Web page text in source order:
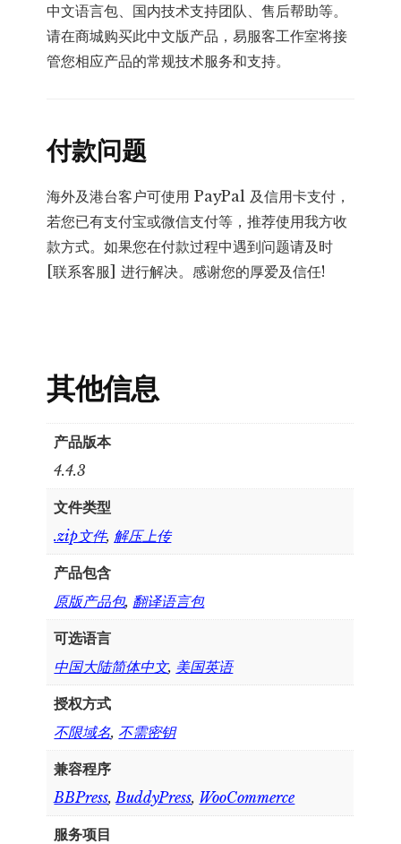
中文语言包、国内技术支持团队、售后帮助等。
请在商城购买此中文版产品，易服客工作室将接
管您相应产品的常规技术服务和支持。
付款问题
海外及港台客户可使用 PayPal 及信用卡支付，
若您已有支付宝或微信支付等，推荐使用我方收
款方式。如果您在付款过程中遇到问题请及时
[联系客服] 进行解决。感谢您的厚爱及信任!
其他信息
产品版本
4.4.3
文件类型
.zip文件, 解压上传
产品包含
原版产品包, 翻译语言包
可选语言
中国大陆简体中文, 美国英语
授权方式
不限域名, 不需密钥
兼容程序
BBPress, BuddyPress, WooCommerce
服务项目